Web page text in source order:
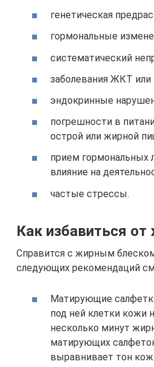
генетическая
гормональные
систематический
заболевания ЖКТ или
эндокринные
погрешности в
острой или жирной
прием гормональных
влияние на
частые стрессы.
Как избавиться от
Справится с жирным
следующих рекомендаций
Матирующие
под ней клетки кожи
несколько минут
матирующих
выравнивает тон